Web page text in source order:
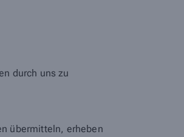
durch uns zu
übermitteln, erheben